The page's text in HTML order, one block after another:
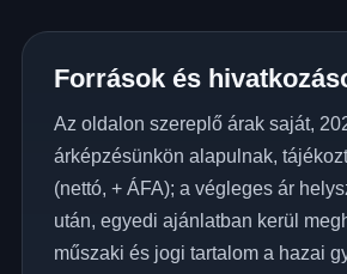
Források és
Az oldalon szereplő árak saját,
árképzésünkön alapulnak,
(nettó, + ÁFA); a végleges ár
után, egyedi ajánlatban kerül
műszaki és jogi tartalom a hazai